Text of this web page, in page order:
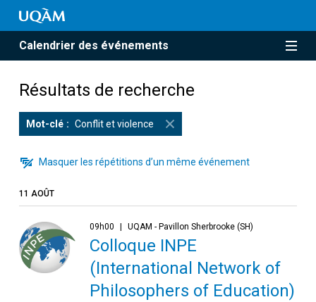
Calendrier des événements
Résultats de recherche
Mot-clé Conflit et violence
Masquer les répétitions d’un même événement
11 AOÛT
09h00 UQAM - Pavillon Sherbrooke (SH)
Colloque INPE
(International Network of
Philosophers of Education)